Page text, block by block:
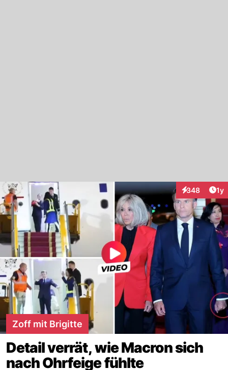
348
Interaktionen
1y
Zoff mit Brigitte
Detail verrät, wie Macron sich
nach Ohrfeige fühlte